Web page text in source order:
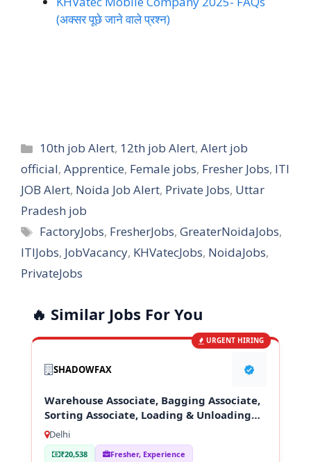
(अक्सर पूछे जाने वाले प्रश्न)
Categories
10th job Alert, 12th job Alert,Alert job
official, Apprentice, Female jobs, Fresher Jobs, ITI
JOB Alert, Noida Job Alert, Private Jobs, Uttar
Pradesh job
Tags
FactoryJobs, FresherJobs,GreaterNoidaJobs,
ITIJobs, JobVacancy, KHVatecJobs, NoidaJobs,
PrivateJobs
🔥 Similar Jobs For You
URGENT HIRING
SHADOWFAX
Warehouse Associate, Bagging Associate,
Sorting Associate, Loading & Unloading
Staff
Delhi
₹20,538 Fresher, Experience